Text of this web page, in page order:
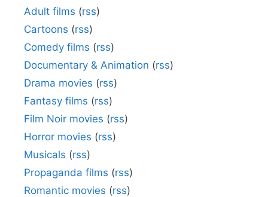
Adult films (rss)
Cartoons (rss)
Comedy films (rss)
Documentary & Animation (rss)
Drama movies (rss)
Fantasy films (rss)
Film Noir movies (rss)
Horror movies (rss)
Musicals (rss)
Propaganda films (rss)
Romantic movies (rss)